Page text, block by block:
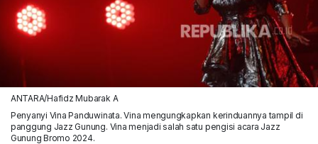
ANTARA/Hafidz Mubarak A
Penyanyi Vina Panduwinata. Vina mengungkapkan kerinduannya tampil di
panggung Jazz Gunung. Vina menjadi salah satu pengisi acara Jazz
Gunung Bromo 2024.